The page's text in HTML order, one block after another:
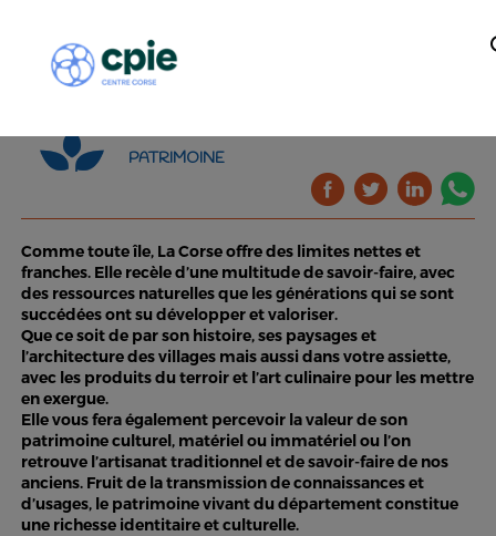
PATRIMOINE
Comme toute île, La Corse offre des limites nettes et
franches. Elle recèle d’une multitude de savoir-faire, avec
des ressources naturelles que les générations qui se sont
succédées ont su développer et valoriser.
Que ce soit de par son histoire, ses paysages et
l’architecture des villages mais aussi dans votre assiette,
avec les produits du terroir et l’art culinaire pour les mettre
en exergue.
Elle vous fera également percevoir la valeur de son
patrimoine culturel, matériel ou immatériel ou l’on
retrouve l’artisanat traditionnel et de savoir-faire de nos
anciens. Fruit de la transmission de connaissances et
d’usages, le patrimoine vivant du département constitue
une richesse identitaire et culturelle.